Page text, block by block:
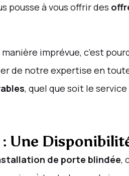
pousse à vous offrir des
imprévue, c’est
de notre expertise en
, quel que soit le
Une
de porte blindée,